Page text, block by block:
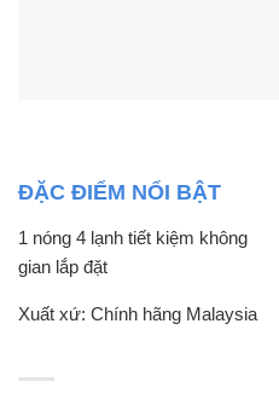
ĐẶC ĐIỂM NỔI BẬT
1 nóng 4 lạnh tiết kiệm không
gian lắp đặt
Xuất xứ: Chính hãng Malaysia